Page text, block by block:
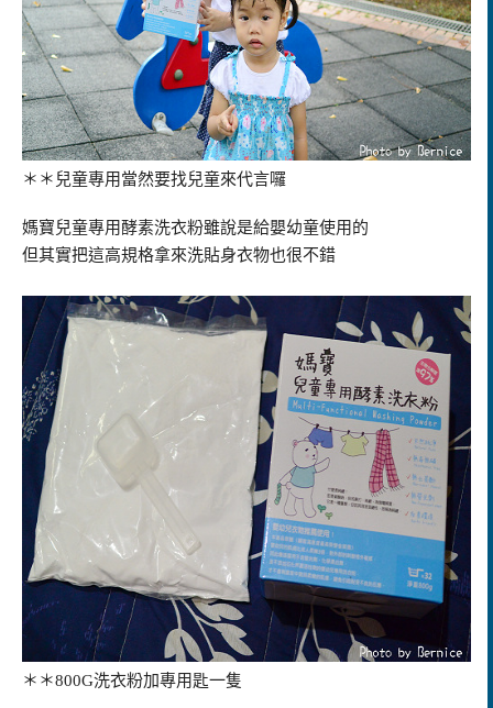
＊＊兒童專用當然要找兒童來代言囉
媽寶兒童專用酵素洗衣粉雖說是給嬰幼童使用的
但其實把這高規格拿來洗貼身衣物也很不錯
＊＊800G洗衣粉加專用匙一隻